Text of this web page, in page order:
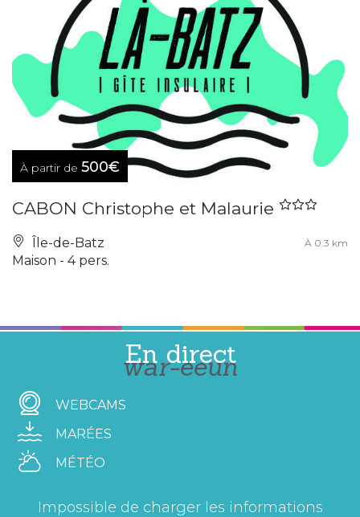
À partir de 500€
CABON Christophe et Malaurie
Île-de-Batz À 0.3 km
Maison - 4 pers.
En direct
war-eeun
WEBCAMS
MARÉES
MÉTÉO
Impossible de charger les informations